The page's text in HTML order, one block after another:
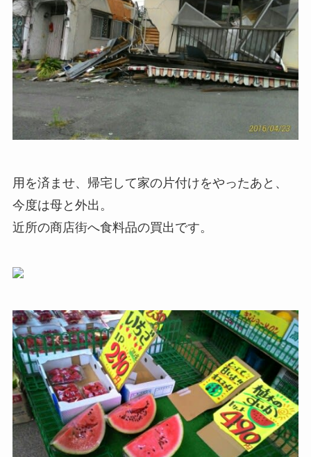
用を済ませ、帰宅して家の片付けをやったあと、
今度は母と外出。
近所の商店街へ食料品の買出です。